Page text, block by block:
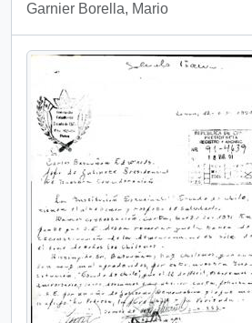
Garnier Borella, Mario